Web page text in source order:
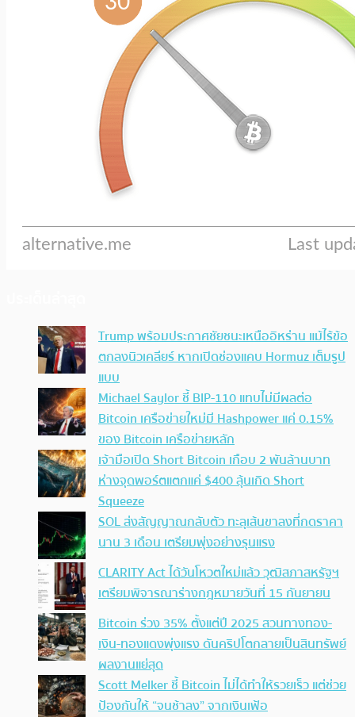
Trump พร้อมประกาศชัยชนะเหนืออิหร่าน แม้ไร้ข้อ
ตกลงนิวเคลียร์ หากเปิดช่องแคบ Hormuz เต็มรูป
แบบ
Michael Saylor ชี้ BIP-110 แทบไม่มีผลต่อ
Bitcoin เครือข่ายใหม่มี Hashpower แค่ 0.15%
ของ Bitcoin เครือข่ายหลัก
เจ้ามือเปิด Short Bitcoin เกือบ 2 พันล้านบาท
ห่างจุดพอร์ตแตกแค่ $400 ลุ้นเกิด Short
Squeeze
SOL ส่งสัญญาณกลับตัว ทะลุเส้นขาลงที่กดราคา
นาน 3 เดือน เตรียมพุ่งอย่างรุนแรง
CLARITY Act ได้วันโหวตใหม่แล้ว วุฒิสภาสหรัฐฯ
เตรียมพิจารณาร่างกฎหมายวันที่ 15 กันยายน
Bitcoin ร่วง 35% ตั้งแต่ปี 2025 สวนทางทอง-
เงิน-ทองแดงพุ่งแรง ดันคริปโตกลายเป็นสินทรัพย์
ผลงานแย่สุด
Scott Melker ชี้ Bitcoin ไม่ได้ทำให้รวยเร็ว แต่ช่วย
ป้องกันให้ “จนช้าลง” จากเงินเฟ้อ